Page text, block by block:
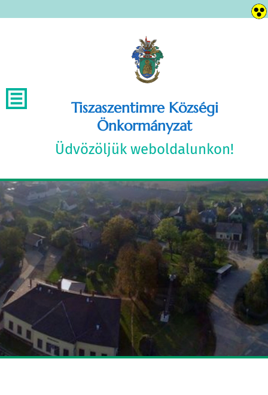
Tiszaszentimre Községi
Önkormányzat
Üdvözöljük weboldalunkon!